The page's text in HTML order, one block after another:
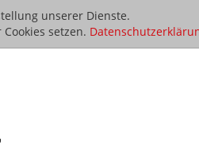
unserer Dienste.
setzen.